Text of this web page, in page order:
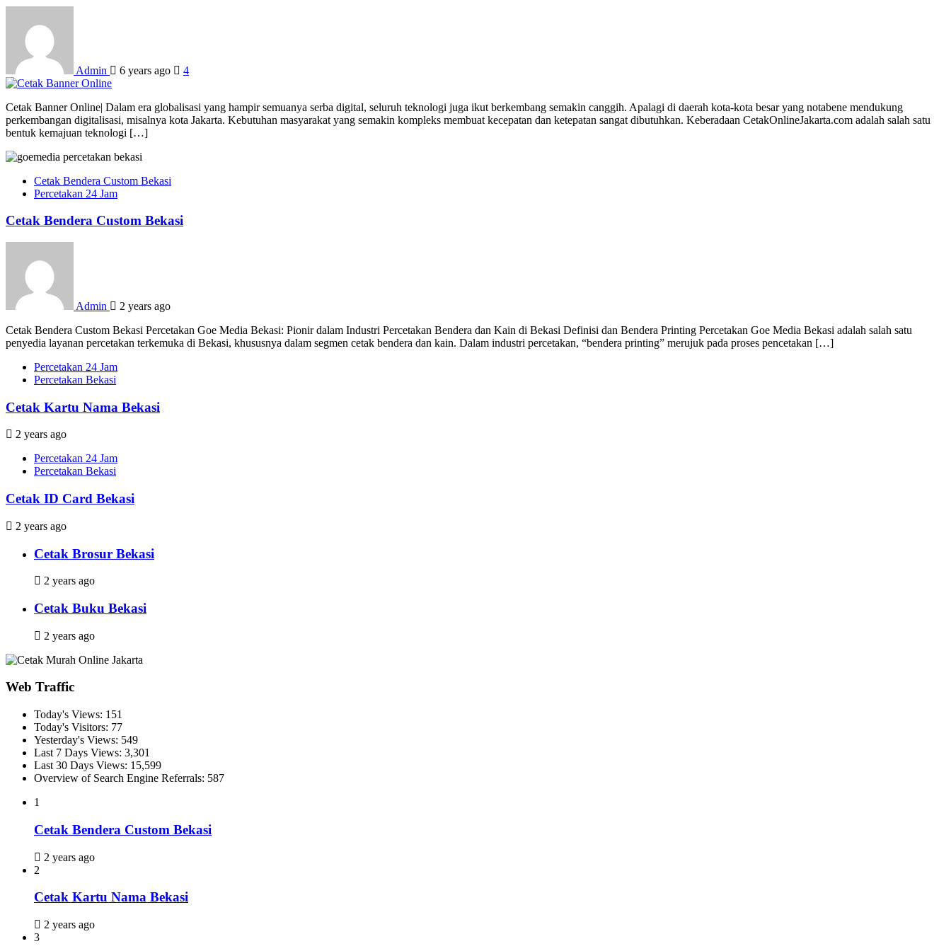
Admin 6 years ago 4
Cetak Banner Online| Dalam era globalisasi yang hampir semuanya serba digital, seluruh teknologi juga ikut berkembang semakin canggih. Apalagi di daerah kota-kota besar yang notabene mendukung
perkembangan digitalisasi, misalnya kota Jakarta. Kebutuhan masyarakat yang semakin kompleks membuat kecepatan dan ketepatan sangat dibutuhkan. Keberadaan CetakOnlineJakarta.com adalah salah satu
bentuk kemajuan teknologi […]
Cetak Bendera Custom Bekasi
Percetakan 24 Jam
Cetak Bendera Custom Bekasi
Admin
2 years ago
Cetak Bendera Custom Bekasi Percetakan Goe Media Bekasi: Pionir dalam Industri Percetakan Bendera dan Kain di Bekasi Definisi dan Bendera Printing Percetakan Goe Media Bekasi adalah salah satu
penyedia layanan percetakan terkemuka di Bekasi, khususnya dalam segmen cetak bendera dan kain. Dalam industri percetakan, “bendera printing” merujuk pada proses pencetakan […]
Percetakan 24 Jam
Percetakan Bekasi
Cetak Kartu Nama Bekasi
2 years ago
Percetakan 24 Jam
Percetakan Bekasi
Cetak ID Card Bekasi
2 years ago
Cetak Brosur Bekasi
2 years ago
Cetak Buku Bekasi
2 years ago
Web Traffic
Today's Views: 151
Today's Visitors: 77
Yesterday's Views: 549
Last 7 Days Views: 3,301
Last 30 Days Views: 15,599
Overview of Search Engine Referrals: 587
1
Cetak Bendera Custom Bekasi
2 years ago
2
Cetak Kartu Nama Bekasi
2 years ago
3